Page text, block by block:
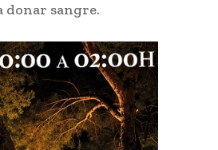
donar sangre.